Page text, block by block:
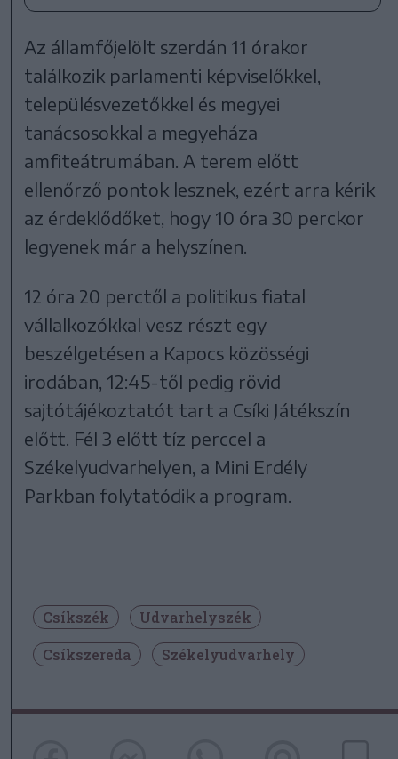
Az államfőjelölt szerdán 11 órakor
találkozik parlamenti képviselőkkel,
településvezetőkkel és megyei
tanácsosokkal a megyeháza
amfiteátrumában. A terem előtt
ellenőrző pontok lesznek, ezért arra kérik
az érdeklődőket, hogy 10 óra 30 perckor
legyenek már a helyszínen.
12 óra 20 perctől a politikus fiatal
vállalkozókkal vesz részt egy
beszélgetésen a Kapocs közösségi
irodában, 12:45-től pedig rövid
sajtótájékoztatót tart a Csíki Játékszín
előtt. Fél 3 előtt tíz perccel a
Székelyudvarhelyen, a Mini Erdély
Parkban folytatódik a program.
Csíkszék
Udvarhelyszék
Csíkszereda
Székelyudvarhely